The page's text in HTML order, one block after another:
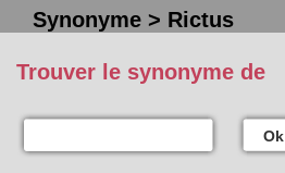
Synonyme > Rictus
Trouver le synonyme de
Ok